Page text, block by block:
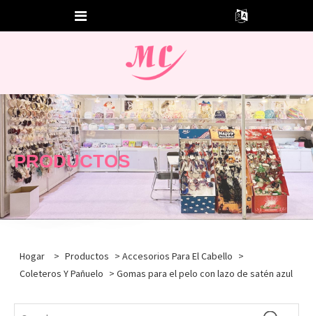
PRODUCTOS
Hogar > Productos >Accesorios Para El Cabello >
Coleteros Y Pañuelo > Gomas para el pelo con lazo de satén azul